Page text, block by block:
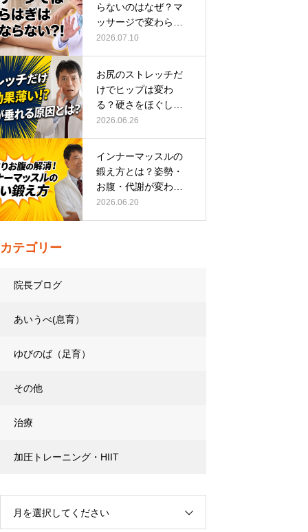
らないのはなぜ？マ
ッサージで変わらな
い根本原因
2026.07.10
お尻のストレッチだ
けでヒップは変わ
る？硬さをほぐして
整える正しい方…
2026.06.26
インナーマッスルの
鍛え方とは？姿勢・
お腹・代謝が変わる
トレーニング…
2026.06.20
カテゴリー
院長ブログ
あいうべ(息育）
ゆびのば（足育）
その他
治療
加圧トレーニング・HIIT
月を選択してください